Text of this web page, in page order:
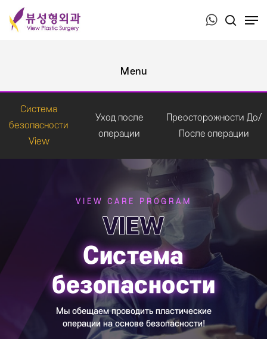
Press ESC to close this window.
Система
безопасности
View
Уход после
операции
Преосторожности До/
После операции
VIEW CARE PROGRAM
VIEW
Система
безопасности
Мы обещаем проводить пластические
операции на основе безопасности!